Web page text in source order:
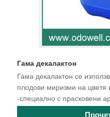
Гама декалактон
Гама декалактон се
плодови миризми на цветя
-специално с прасковени